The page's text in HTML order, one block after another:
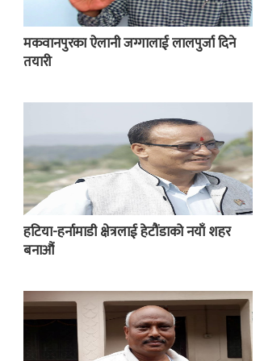
मकवानपुरका ऐलानी जग्गालाई लालपुर्जा दिने
तयारी
हटिया-हर्नामाडी क्षेत्रलाई हेटौंडाको नयाँ शहर
बनाऔं